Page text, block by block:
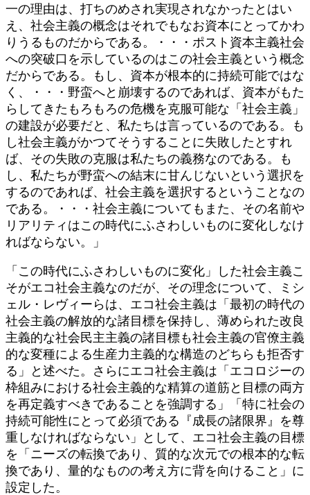
一の理由は、打ちのめされ実現されなかったとはい
え、社会主義の概念はそれでもなお資本にとってかわ
りうるものだからである。・・・ポスト資本主義社会
への突破口を示しているのはこの社会主義という概念
だからである。もし、資本が根本的に持続可能ではな
く、・・・野蛮へと崩壊するのであれば、資本がもた
らしてきたもろもろの危機を克服可能な「社会主義」
の建設が必要だと、私たちは言っているのである。も
し社会主義がかつてそうすることに失敗したとすれ
ば、その失敗の克服は私たちの義務なのである。も
し、私たちが野蛮への結末に甘んじないという選択を
するのであれば、社会主義を選択するということなの
である。・・・社会主義についてもまた、その名前や
リアリティはこの時代にふさわしいものに変化しなけ
ればならない。」
「この時代にふさわしいものに変化」した社会主義こ
そがエコ社会主義なのだが、その理念について、ミシ
ェル・レヴィーらは、エコ社会主義は「最初の時代の
社会主義の解放的な諸目標を保持し、薄められた改良
主義的な社会民主主義の諸目標も社会主義の官僚主義
的な変種による生産力主義的な構造のどちらも拒否す
る」と述べた。さらにエコ社会主義は「エコロジーの
枠組みにおける社会主義的な精算の道筋と目標の両方
を再定義すべきであることを強調する」「特に社会の
持続可能性にとって必須である『成長の諸限界』を尊
重しなければならない」として、エコ社会主義の目標
を「ニーズの転換であり、質的な次元での根本的な転
換であり、量的なものの考え方に背を向けること」に
設定した。